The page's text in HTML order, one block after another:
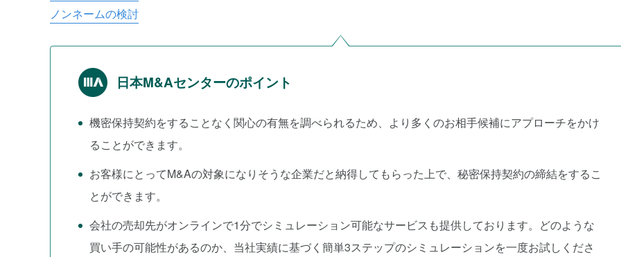
ノンネームの検討
日本M&Aセンターのポイント
機密保持契約をすることなく関心の有無を調べられるため、より多くのお相手候補にアプローチをかけ
ることができます。
お客様にとってM&Aの対象になりそうな企業だと納得してもらった上で、秘密保持契約の締結をするこ
とができます。
会社の売却先がオンラインで1分でシミュレーション可能なサービスも提供しております。どのような
買い手の可能性があるのか、当社実績に基づく簡単3ステップのシミュレーションを一度お試しくださ